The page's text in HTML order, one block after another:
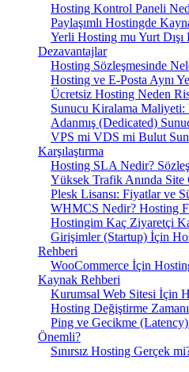
Hosting Kontrol Paneli
Paylaşımlı Hostingde
Yerli Hosting mu Yurt
Dezavantajlar
Hosting Sözleşmesinde
Hosting ve E-Posta Aynı
Ücretsiz Hosting Neden
Sunucu Kiralama Maliyeti:
Adanmış (Dedicated)
VPS mi VDS mi Bulut
Karşılaştırma
Hosting SLA Nedir?
Yüksek Trafik Anında Site
Plesk Lisansı: Fiyatlar ve
WHMCS Nedir? Hosting
Hostingim Kaç Ziyaretçi
Girişimler (Startup) İçin
Rehberi
WooCommerce İçin
Kaynak Rehberi
Kurumsal Web Sitesi İçin
Hosting Değiştirme
Ping ve Gecikme
Önemli?
Sınırsız Hosting Gerçek